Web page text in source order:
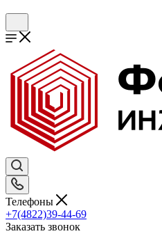
Телефоны
+7(4822)39-44-69
Заказать звонок